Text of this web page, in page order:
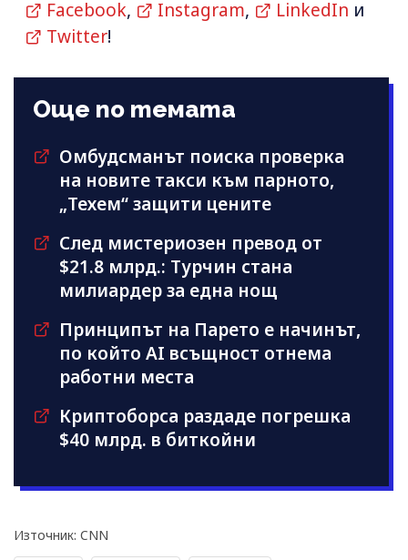
Facebook, Instagram, LinkedIn и
Twitter!
Още по темата
Омбудсманът поиска проверка
на новите такси към парното,
„Техем“ защити цените
След мистериозен превод от
$21.8 млрд.: Турчин стана
милиардер за една нощ
Принципът на Парето е начинът,
по който AI всъщност отнема
работни места
Криптоборса раздаде погрешка
$40 млрд. в биткойни
Източник: CNN